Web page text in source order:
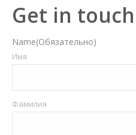
Get in touch
Name(Обязательно)
Имя
Фамилия